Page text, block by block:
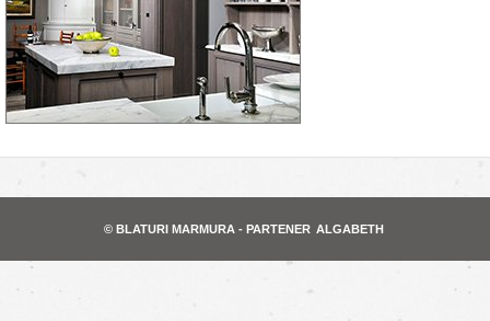
© BLATURI MARMURA - PARTENER ALGABETH